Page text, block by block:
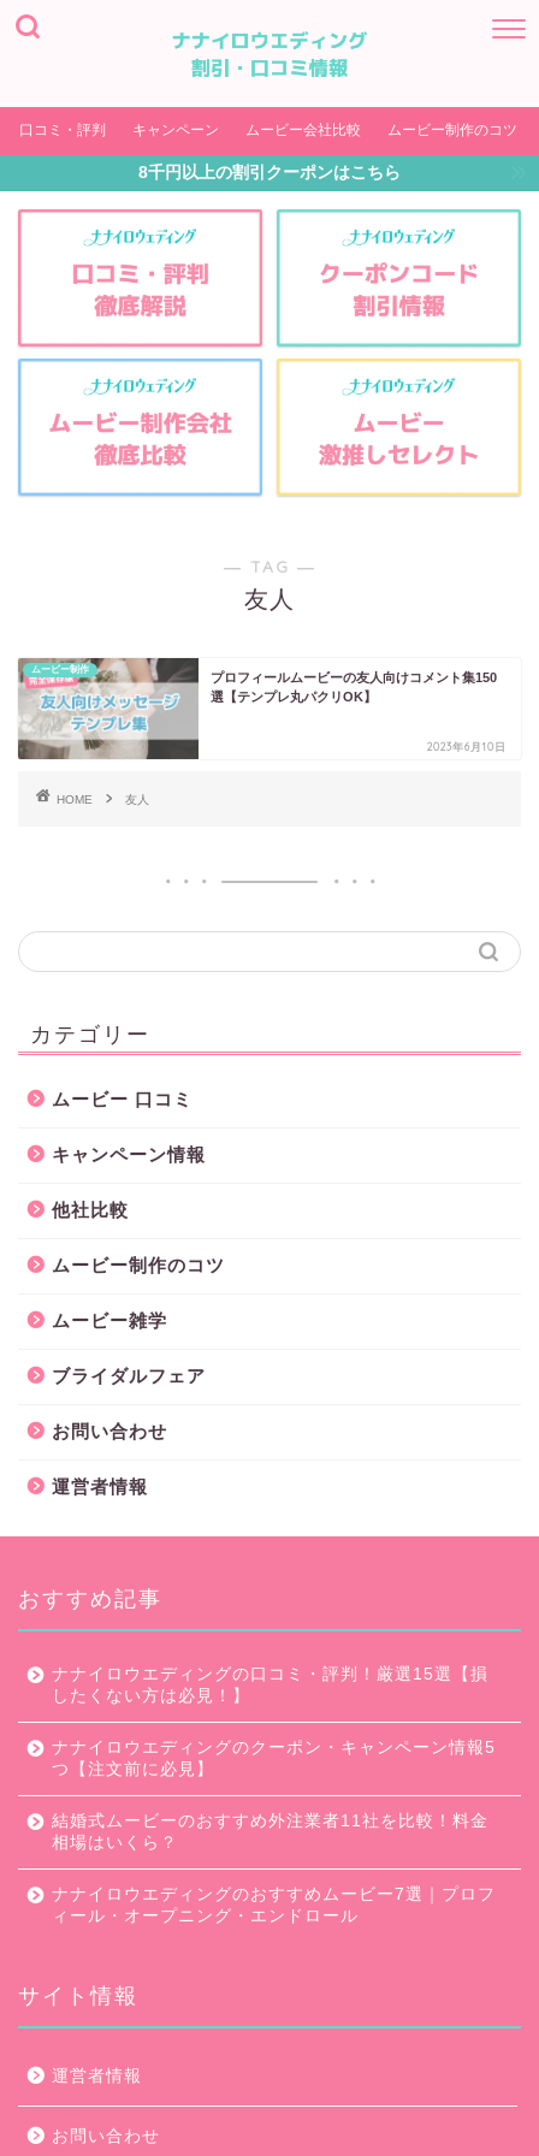
口コミ・評判 キャンペーン ムービー会社比較 ムービー制作のコツ
8千円以上の割引クーポンはこちら
― TAG ―
友人
ムービー制作
プロフィールムービーの友人向けコメント集150
選【テンプレ丸パクリOK】
2023年6月10日
HOME 友人
カテゴリー
ムービー 口コミ
キャンペーン情報
他社比較
ムービー制作のコツ
ムービー雑学
ブライダルフェア
お問い合わせ
運営者情報
おすすめ記事
ナナイロウエディングの口コミ・評判！厳選15選【損
したくない方は必見！】
ナナイロウエディングのクーポン・キャンペーン情報5
つ【注文前に必見】
結婚式ムービーのおすすめ外注業者11社を比較！料金
相場はいくら？
ナナイロウエディングのおすすめムービー7選｜プロフ
ィール・オープニング・エンドロール
サイト情報
運営者情報
お問い合わせ